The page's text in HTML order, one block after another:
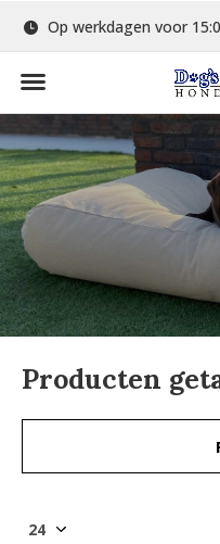
Op werkdagen voor 15:00 besteld,
Producten